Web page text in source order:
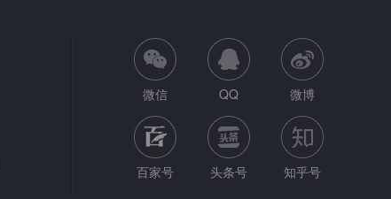
微信 QQ 微博
百家号 头条号 知乎号